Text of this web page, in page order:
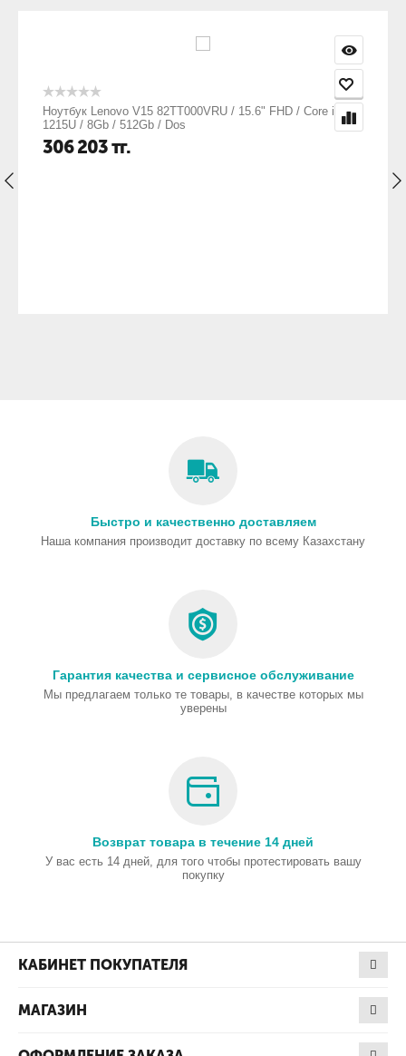
Ноутбук Lenovo V15 82TT000VRU / 15.6" FHD / Core i3
1215U / 8Gb / 512Gb / Dos
306 203тг.
Быстро и качественно доставляем
Наша компания производит доставку по всему Казахстану
Гарантия качества и сервисное обслуживание
Мы предлагаем только те товары, в качестве которых мы
уверены
Возврат товара в течение 14 дней
У вас есть 14 дней, для того чтобы протестировать вашу
покупку
КАБИНЕТ ПОКУПАТЕЛЯ
МАГАЗИН